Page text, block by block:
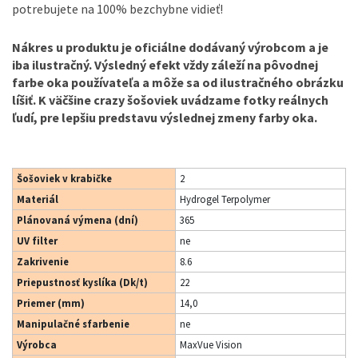
potrebujete na 100% bezchybne vidieť!
Nákres u produktu je oficiálne dodávaný výrobcom a je
iba ilustračný. Výsledný efekt vždy záleží na pôvodnej
farbe oka používateľa a môže sa od ilustračného obrázku
líšiť. K väčšine crazy šošoviek uvádzame fotky reálnych
ľudí, pre lepšiu predstavu výslednej zmeny farby oka.
Šošoviek v krabičke
2
Materiál
Hydrogel Terpolymer
Plánovaná výmena (dní)
365
UV filter
ne
Zakrivenie
8.6
Priepustnosť kyslíka (Dk/t)
22
Priemer (mm)
14,0
Manipulačné sfarbenie
ne
Výrobca
MaxVue Vision